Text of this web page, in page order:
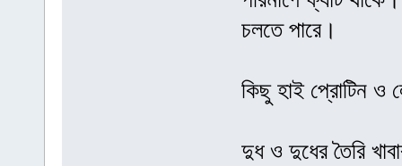
চলতে পারে।
কিছু হাই প্রোটিন ও
দুধ ও দুধের তৈরি